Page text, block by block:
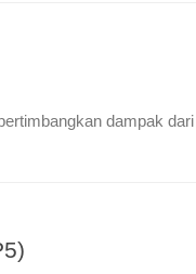
dampak dari